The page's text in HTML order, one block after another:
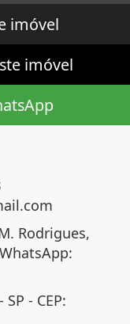
imóvel
imóvel
Rodrigues,
- CEP: